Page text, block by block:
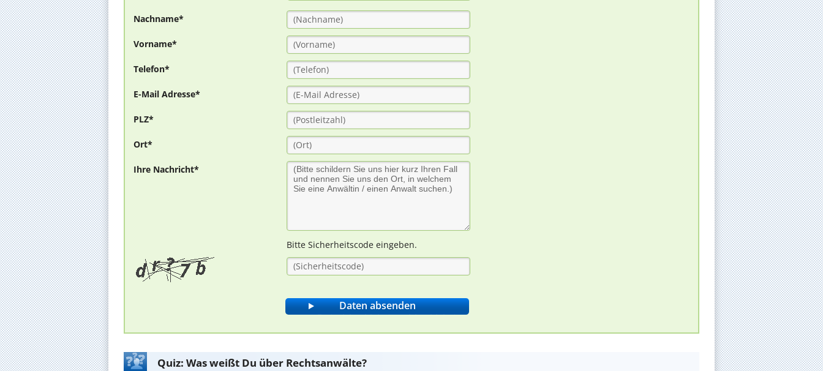
Nachname*
Vorname*
Telefon*
E-Mail Adresse*
PLZ*
Ort*
Ihre Nachricht*
Bitte Sicherheitscode eingeben.
Quiz: Was weißt Du über Rechtsanwälte?